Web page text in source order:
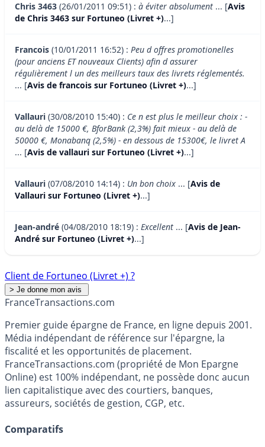
Chris 3463 (26/01/2011 09:51) : à éviter absolument ... [Avis
de Chris 3463 sur Fortuneo (Livret +)...]
Francois (10/01/2011 16:52) : Peu d offres promotionelles
(pour anciens ET nouveaux Clients) afin d assurer
régulièrement l un des meilleurs taux des livrets réglementés.
... [Avis de francois sur Fortuneo (Livret +)...]
Vallauri (30/08/2010 15:40) : Ce n est plus le meilleur choix : -
au delà de 15000 €, BforBank (2,3%) fait mieux - au delà de
50000 €, Monabanq (2,5%) - en dessous de 15300€, le livret A
... [Avis de vallauri sur Fortuneo (Livret +)...]
Vallauri (07/08/2010 14:14) : Un bon choix ... [Avis de
Vallauri sur Fortuneo (Livret +)...]
Jean-andré (04/08/2010 18:19) : Excellent ... [Avis de Jean-
André sur Fortuneo (Livret +)...]
Client de Fortuneo (Livret +) ?
FranceTransactions.com
Premier guide épargne de France, en ligne depuis 2001.
Média indépendant de référence sur l'épargne, la
fiscalité et les opportunités de placement.
FranceTransactions.com (propriété de Mon Epargne
Online) est 100% indépendant, ne possède donc aucun
lien capitalistique avec des courtiers, banques,
assureurs, sociétés de gestion, CGP, etc.
Comparatifs